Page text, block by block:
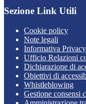
Sezione Link Utili
Cookie policy
Note legali
Informativa Privacy
Ufficio Relazioni
Dichiarazione di
Obiettivi di
Whistleblowing
Gestione consensi